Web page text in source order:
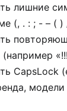
лишние
(, . : ; - – ( )
CapsLock